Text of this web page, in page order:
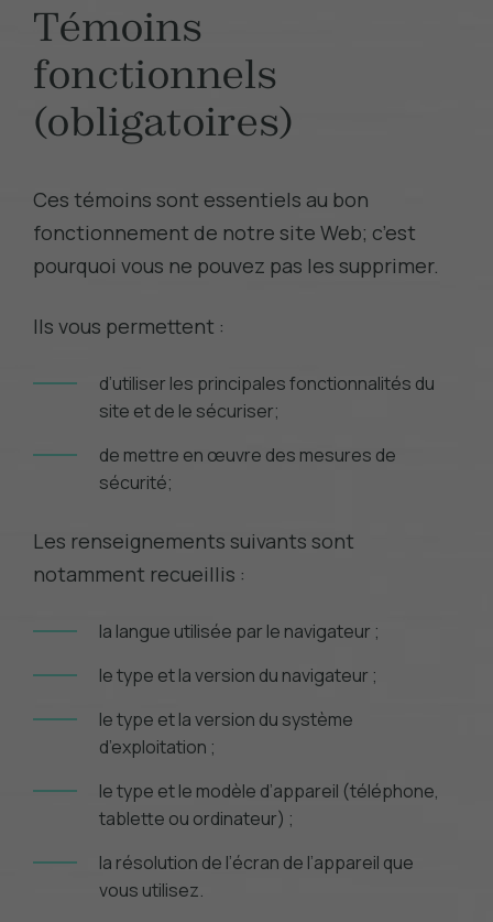
Témoins
fonctionnels
(obligatoires)
Ces témoins sont essentiels au bon
fonctionnement de notre site Web; c’est
pourquoi vous ne pouvez pas les supprimer.
Ils vous permettent :
d’utiliser les principales fonctionnalités du
site et de le sécuriser;
de mettre en œuvre des mesures de
sécurité;
Les renseignements suivants sont
notamment recueillis :
la langue utilisée par le navigateur ;
le type et la version du navigateur ;
le type et la version du système
d’exploitation ;
le type et le modèle d’appareil (téléphone,
tablette ou ordinateur) ;
la résolution de l’écran de l’appareil que
vous utilisez.